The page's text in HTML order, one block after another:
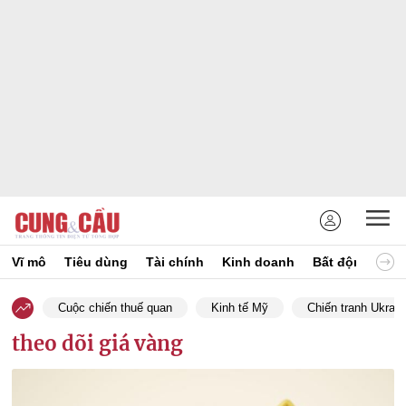
Vĩ mô Tiêu dùng Tài chính Kinh doanh Bất động sản
Cuộc chiến thuế quan Kinh tế Mỹ Chiến tranh
theo dõi giá vàng